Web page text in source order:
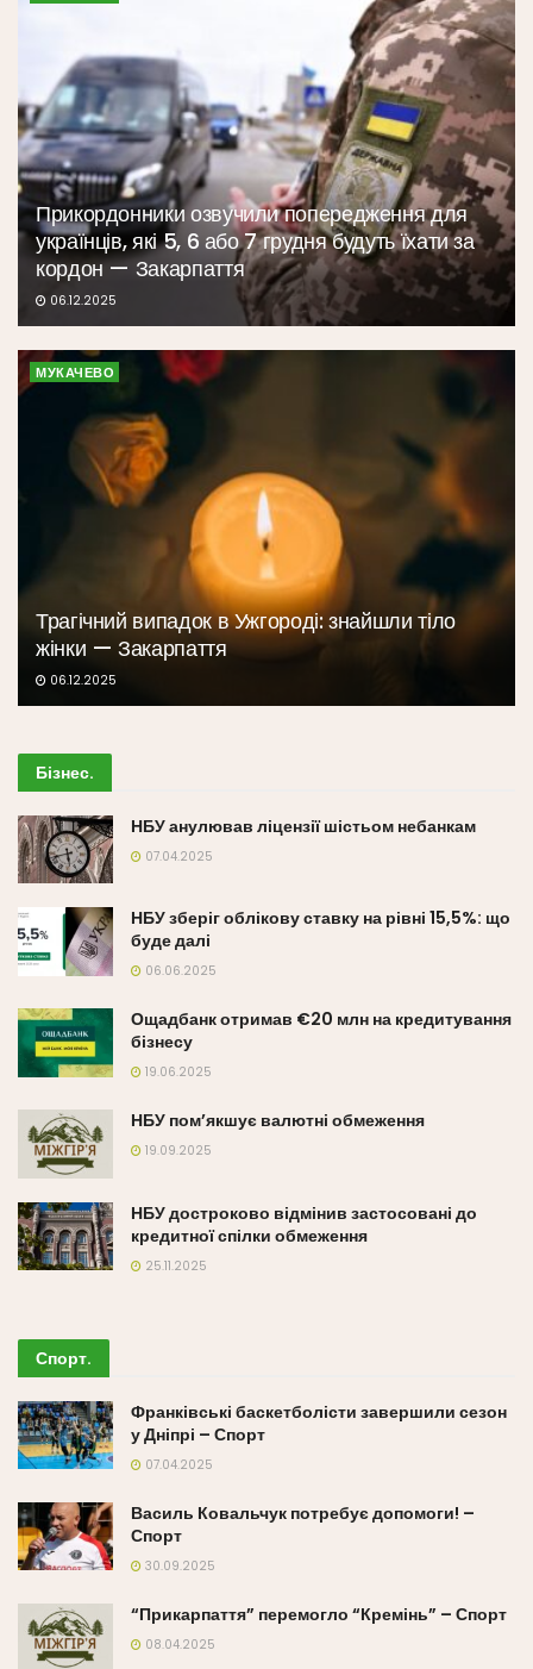
Прикордонники озвучили попередження для
українців, які 5, 6 або 7 грудня будуть їхати за
кордон — Закарпаття
06.12.2025
МУКАЧЕВО
Трагічний випадок в Ужгороді: знайшли тіло
жінки — Закарпаття
06.12.2025
Бізнес.
НБУ анулював ліцензії шістьом небанкам
07.04.2025
НБУ зберіг облікову ставку на рівні 15,5%: що
буде далі
06.06.2025
Ощадбанк отримав €20 млн на кредитування
бізнесу
19.06.2025
НБУ пом’якшує валютні обмеження
19.09.2025
НБУ достроково відмінив застосовані до
кредитної спілки обмеження
25.11.2025
Спорт.
Франківські баскетболісти завершили сезон
у Дніпрі – Спорт
07.04.2025
Василь Ковальчук потребує допомоги! –
Спорт
30.09.2025
“Прикарпаття” перемогло “Кремінь” – Спорт
08.04.2025